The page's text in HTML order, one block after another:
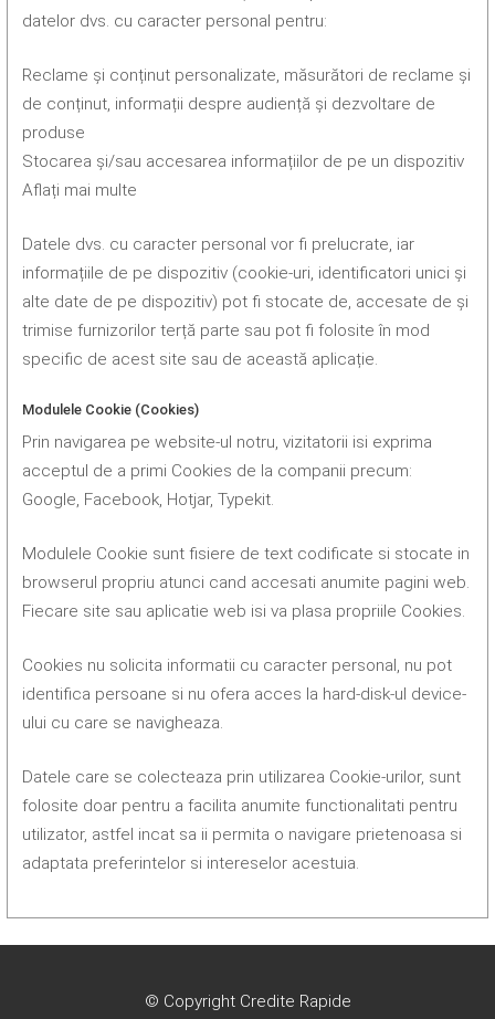
datelor dvs. cu caracter personal pentru:
Reclame și conținut personalizate, măsurători de reclame și
de conținut, informații despre audiență și dezvoltare de
produse
Stocarea și/sau accesarea informațiilor de pe un dispozitiv
Aflați mai multe
Datele dvs. cu caracter personal vor fi prelucrate, iar
informațiile de pe dispozitiv (cookie-uri, identificatori unici și
alte date de pe dispozitiv) pot fi stocate de, accesate de și
trimise furnizorilor terță parte sau pot fi folosite în mod
specific de acest site sau de această aplicație.
Modulele Cookie (Cookies)
Prin navigarea pe website-ul notru, vizitatorii isi exprima
acceptul de a primi Cookies de la companii precum:
Google, Facebook, Hotjar, Typekit.
Modulele Cookie sunt fisiere de text codificate si stocate in
browserul propriu atunci cand accesati anumite pagini web.
Fiecare site sau aplicatie web isi va plasa propriile Cookies.
Cookies nu solicita informatii cu caracter personal, nu pot
identifica persoane si nu ofera acces la hard-disk-ul device-
ului cu care se navigheaza.
Datele care se colecteaza prin utilizarea Cookie-urilor, sunt
folosite doar pentru a facilita anumite functionalitati pentru
utilizator, astfel incat sa ii permita o navigare prietenoasa si
adaptata preferintelor si intereselor acestuia.
© Copyright Credite Rapide